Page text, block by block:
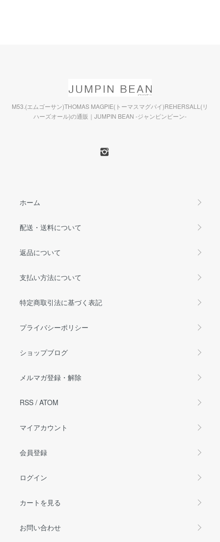
M53.(エムゴーサン)THOMAS MAGPIE(トーマスマグパイ)REHERSALL(リ
ハーズオール)の通販｜JUMPIN BEAN -ジャンピンビーン-
ホーム
配送・送料について
返品について
支払い方法について
特定商取引法に基づく表記
プライバシーポリシー
ショップブログ
メルマガ登録・解除
RSS / ATOM
マイアカウント
会員登録
ログイン
カートを見る
お問い合わせ